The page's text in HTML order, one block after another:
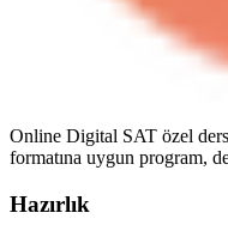
Online Digital SAT özel
formatına uygun program,
Hazırlık